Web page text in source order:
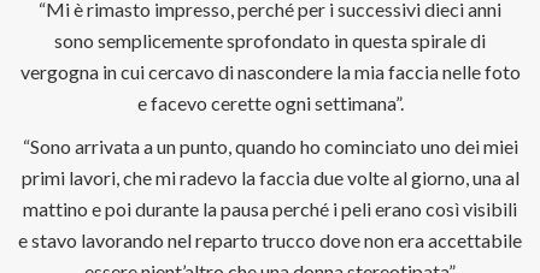
“Mi è rimasto impresso, perché per i successivi dieci anni
sono semplicemente sprofondato in questa spirale di
vergogna in cui cercavo di nascondere la mia faccia nelle foto
e facevo cerette ogni settimana”.
“Sono arrivata a un punto, quando ho cominciato uno dei miei
primi lavori, che mi radevo la faccia due volte al giorno, una al
mattino e poi durante la pausa perché i peli erano così visibili
e stavo lavorando nel reparto trucco dove non era accettabile